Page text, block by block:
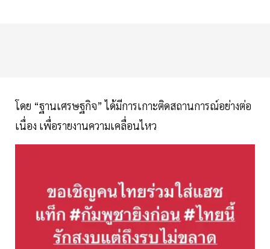
โดย “ฐานเศรษฐกิจ” ได้มีการเกาะติดสถานการณ์อย่างต่อ
เนื่อง เพื่อรายงานความเคลื่อนไหว